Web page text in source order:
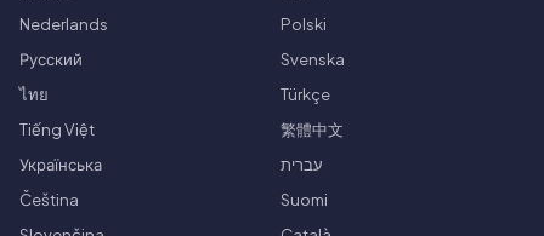
Nederlands
Polski
Русский
Svenska
ไทย
Türkçe
Tiếng Việt
繁體中文
Українська
עברית
Čeština
Suomi